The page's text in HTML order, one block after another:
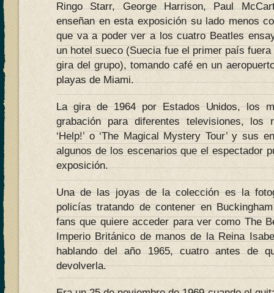
Ringo Starr, George Harrison, Paul
enseñan en esta exposición su lado menos
que va a poder ver a los cuatro Beatles
un hotel sueco (Suecia fue el primer país
gira del grupo), tomando café en un
playas de Miami.
La gira de 1964 por Estados Unidos, los
grabación para diferentes televisiones, los
‘Help!’ o ‘The Magical Mystery Tour’ y sus
algunos de los escenarios que el espectador
exposición.
Una de las joyas de la colección es la
policías tratando de contener en
fans que quiere acceder para ver como The
Imperio Británico de manos de la Reina
hablando del año 1965, cuatro antes de
devolverla.